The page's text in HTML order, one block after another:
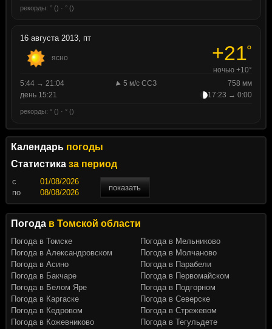
рекорды: ° () · ° ()
16 августа 2013, пт
ясно +21°
ночью +10°
5:44 → 21:04
5 м/с ССЗ
758 мм
день 15:21
17:23 → 0:00
рекорды: ° () · ° ()
Календарь погоды
Статистика за период
c
показать
по
Погода в Томской области
Погода в Томске
Погода в Александровском
Погода в Асино
Погода в Бакчаре
Погода в Белом Яре
Погода в Каргаске
Погода в Кедровом
Погода в Кожевниково
Погода в Мельниково
Погода в Молчаново
Погода в Парабели
Погода в Первомайском
Погода в Подгорном
Погода в Северске
Погода в Стрежевом
Погода в Тегульдете